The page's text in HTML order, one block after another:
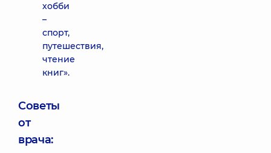
хобби
–
спорт,
путешествия,
чтение
книг».
Советы
от
врача: